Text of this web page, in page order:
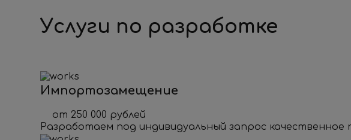
Услуги по разработке
Импортозамещение
от 250 000 рублей
Разработаем под индивидуальный запрос